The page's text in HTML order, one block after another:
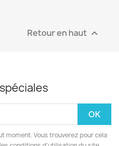
Retour en haut 
moment. Vous trouverez pour cela